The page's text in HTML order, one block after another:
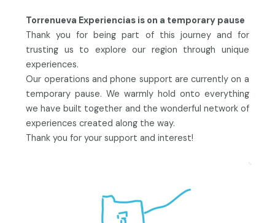
Torrenueva Experiencias is on a temporary pause
Thank you for being part of this journey and for
trusting us to explore our region through unique
experiences.
Our operations and phone support are currently on a
temporary pause. We warmly hold onto everything
we have built together and the wonderful network of
experiences created along the way.
Thank you for your support and interest!